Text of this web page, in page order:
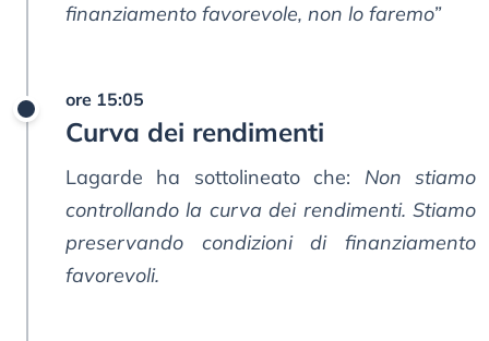
finanziamento favorevole, non lo faremo”
ore 15:05
Curva dei rendimenti
Lagarde ha sottolineato che: Non stiamo
controllando la curva dei rendimenti. Stiamo
preservando condizioni di finanziamento
favorevoli.